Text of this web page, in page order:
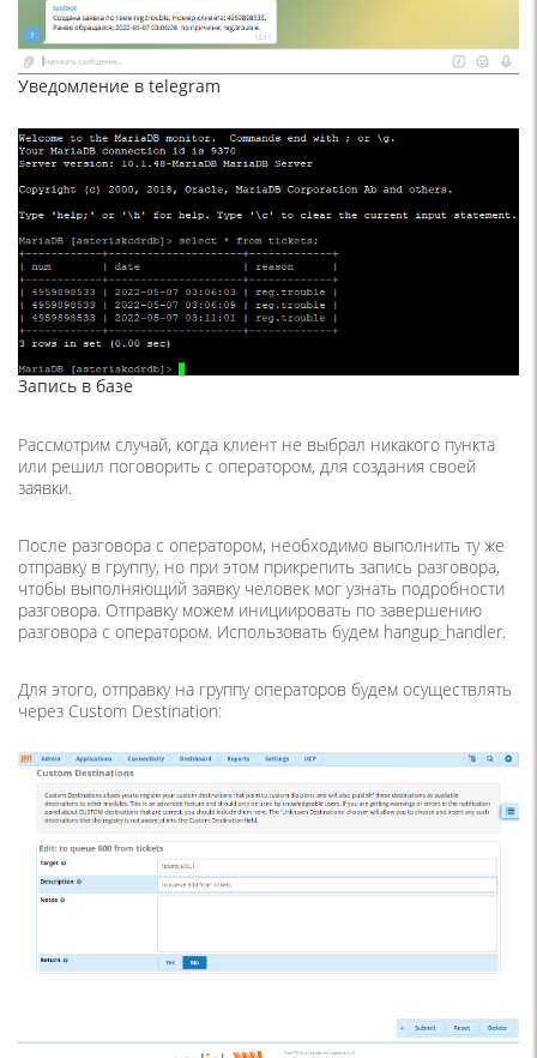
Уведомление в telegram
Запись в базе
Рассмотрим случай, когда клиент не выбрал никакого пункта
или решил поговорить с оператором, для создания своей
заявки.
После разговора с оператором, необходимо выполнить ту же
отправку в группу, но при этом прикрепить запись разговора,
чтобы выполняющий заявку человек мог узнать подробности
разговора. Отправку можем инициировать по завершению
разговора с оператором. Использовать будем hangup_handler.
Для этого, отправку на группу операторов будем осуществлять
через Custom Destination: